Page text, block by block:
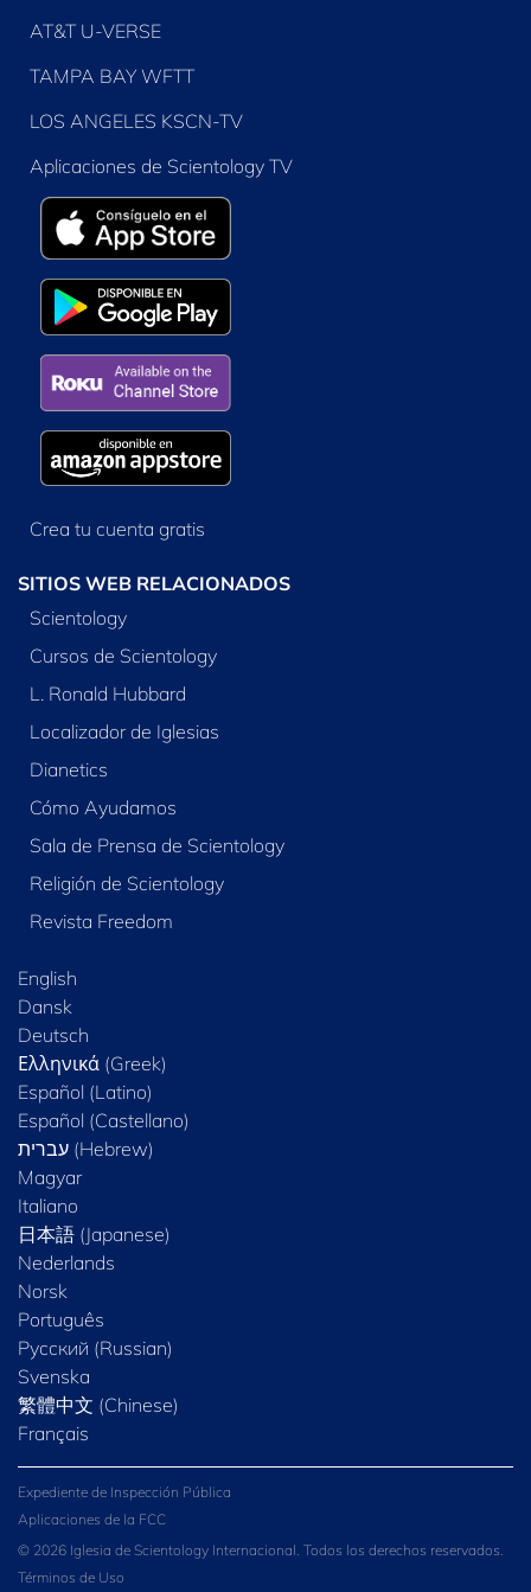
AT&T U-VERSE
TAMPA BAY WFTT
LOS ANGELES KSCN-TV
Aplicaciones de Scientology TV
Crea tu cuenta gratis
SITIOS WEB RELACIONADOS
Scientology
Cursos de Scientology
L. Ronald Hubbard
Localizador de Iglesias
Dianetics
Cómo Ayudamos
Sala de Prensa de Scientology
Religión de Scientology
Revista Freedom
English
Dansk
Deutsch
Ελληνικά (Greek)
Español (Latino)
Español (Castellano)
Magyar
Italiano
日本語 (Japanese)
Nederlands
Norsk
Português
Русский (Russian)
Svenska
繁體中文 (Chinese)
Français
Expediente de Inspección Pública
Aplicaciones de la FCC
© 2026 Iglesia de Scientology Internacional. Todos los derechos reservados.
Términos de Uso